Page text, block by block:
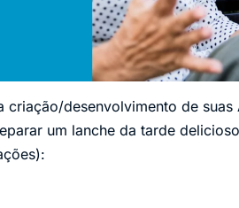
desenvolvimento de suas
um lanche da tarde